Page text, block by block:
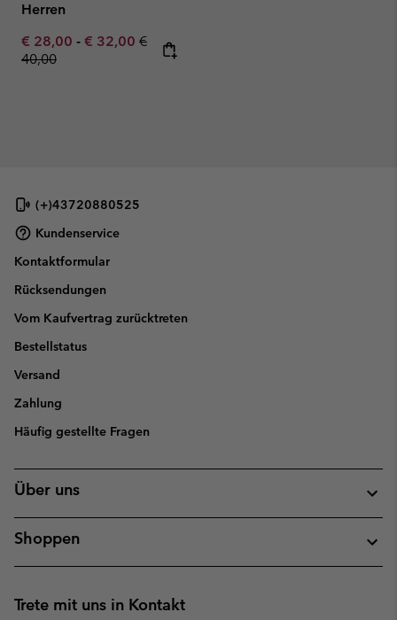
Herren
Minimum sale price:
€ 28,00 - Maximum sale price:
€ 32,00 Regular price:
€
40,00
(+)43720880525
Kundenservice
Kontaktformular
Rücksendungen
Vom Kaufvertrag zurücktreten
Bestellstatus
Versand
Zahlung
Häufig gestellte Fragen
Über uns
Shoppen
Trete mit uns in Kontakt